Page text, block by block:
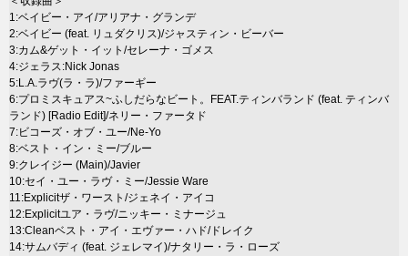
1:ベイビー・アイ/アリアナ・グランデ
2:ベイビー (feat. リュダクリス)/ジャスティン・ビーバー
3:カム&ゲット・イット/セレーナ・ゴメス
4:ジェラス:Nick Jonas
5:L.A.ラヴ(ラ・ラ)/ファーギー
6:プロミスキュアス~ふしだらなビート。FEAT.ティンバランド (feat. ティンバ
ランド) [Radio Edit]/ネリー・ファータド
7:ビコーズ・オブ・ユー/Ne-Yo
8:ベスト・イン・ミー/ブルー
9:クレイジー (Main)/Javier
10:セイ・ユー・ラヴ・ミー/Jessie Ware
11:Explicitザ・ワースト/ジェネイ・アイコ
12:Explicitユア・ラヴ/ニッキー・ミナージュ
13:Cleanベスト・アイ・エヴァー・ハド/ドレイク
14:サムバディ (feat. ジェレマイ)/ナタリー・ラ・ローズ